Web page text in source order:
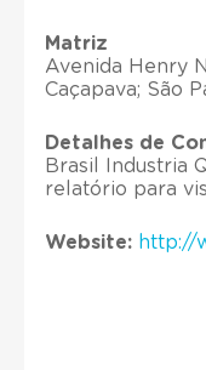
Matriz
Avenida Henry
Caçapava; São
Detalhes de
Brasil Industria
relatório para
Website: http://